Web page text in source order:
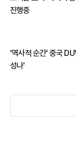
진행중
'역사적 순간' 중국
성나'